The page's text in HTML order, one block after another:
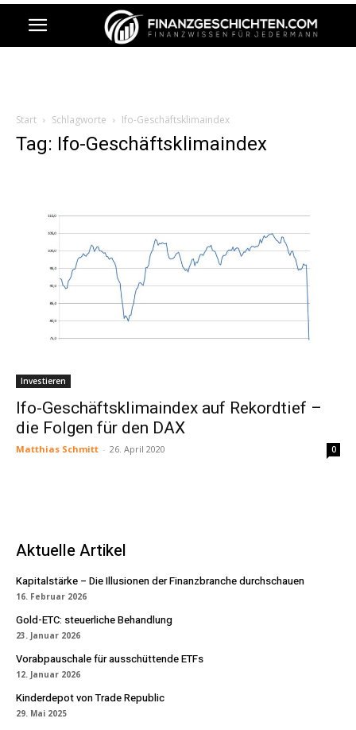
Start Schlagworte Ifo-Geschäftsklimaindex
Tag: Ifo-Geschäftsklimaindex
Investieren
Ifo-Geschäftsklimaindex auf Rekordtief –
die Folgen für den DAX
Matthias Schmitt - 26. April 2020 0
Aktuelle Artikel
Kapitalstärke – Die Illusionen der Finanzbranche durchschauen
16. Februar 2026
Gold-ETC: steuerliche Behandlung
23. Januar 2026
Vorabpauschale für ausschüttende ETFs
12. Januar 2026
Kinderdepot von Trade Republic
29. Mai 2025